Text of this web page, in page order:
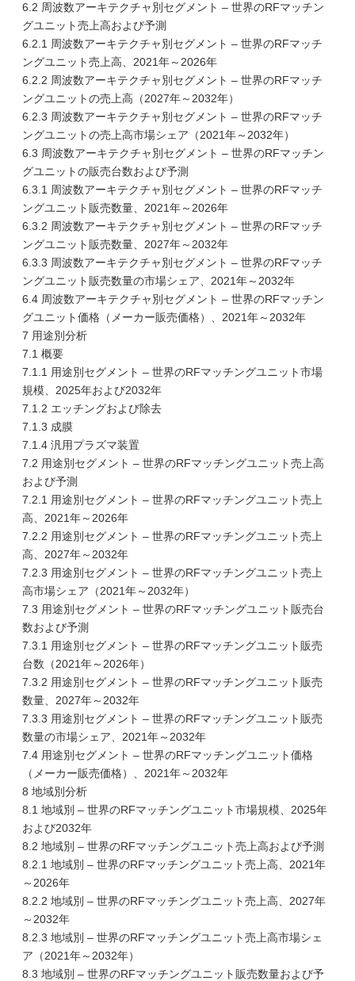
6.2 周波数アーキテクチャ別セグメント – 世界のRFマッチン
グユニット売上高および予測
6.2.1 周波数アーキテクチャ別セグメント – 世界のRFマッチ
ングユニット売上高、2021年～2026年
6.2.2 周波数アーキテクチャ別セグメント – 世界のRFマッチ
ングユニットの売上高（2027年～2032年）
6.2.3 周波数アーキテクチャ別セグメント – 世界のRFマッチ
ングユニットの売上高市場シェア（2021年～2032年）
6.3 周波数アーキテクチャ別セグメント – 世界のRFマッチン
グユニットの販売台数および予測
6.3.1 周波数アーキテクチャ別セグメント – 世界のRFマッチ
ングユニット販売数量、2021年～2026年
6.3.2 周波数アーキテクチャ別セグメント – 世界のRFマッチ
ングユニット販売数量、2027年～2032年
6.3.3 周波数アーキテクチャ別セグメント – 世界のRFマッチ
ングユニット販売数量の市場シェア、2021年～2032年
6.4 周波数アーキテクチャ別セグメント – 世界のRFマッチン
グユニット価格（メーカー販売価格）、2021年～2032年
7 用途別分析
7.1 概要
7.1.1 用途別セグメント – 世界のRFマッチングユニット市場
規模、2025年および2032年
7.1.2 エッチングおよび除去
7.1.3 成膜
7.1.4 汎用プラズマ装置
7.2 用途別セグメント – 世界のRFマッチングユニット売上高
および予測
7.2.1 用途別セグメント – 世界のRFマッチングユニット売上
高、2021年～2026年
7.2.2 用途別セグメント – 世界のRFマッチングユニット売上
高、2027年～2032年
7.2.3 用途別セグメント – 世界のRFマッチングユニット売上
高市場シェア（2021年～2032年）
7.3 用途別セグメント – 世界のRFマッチングユニット販売台
数および予測
7.3.1 用途別セグメント – 世界のRFマッチングユニット販売
台数（2021年～2026年）
7.3.2 用途別セグメント – 世界のRFマッチングユニット販売
数量、2027年～2032年
7.3.3 用途別セグメント – 世界のRFマッチングユニット販売
数量の市場シェア、2021年～2032年
7.4 用途別セグメント – 世界のRFマッチングユニット価格
（メーカー販売価格）、2021年～2032年
8 地域別分析
8.1 地域別 – 世界のRFマッチングユニット市場規模、2025年
および2032年
8.2 地域別 – 世界のRFマッチングユニット売上高および予測
8.2.1 地域別 – 世界のRFマッチングユニット売上高、2021年
～2026年
8.2.2 地域別 – 世界のRFマッチングユニット売上高、2027年
～2032年
8.2.3 地域別 – 世界のRFマッチングユニット売上高市場シェ
ア（2021年～2032年）
8.3 地域別 – 世界のRFマッチングユニット販売数量および予